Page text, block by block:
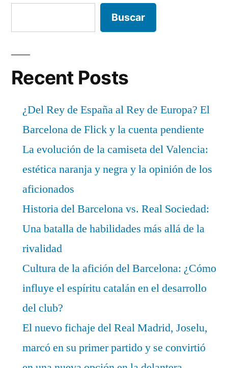
Buscar
Recent Posts
¿Del Rey de España al Rey de Europa? El
Barcelona de Flick y la cuenta pendiente
La evolución de la camiseta del Valencia:
estética naranja y negra y la opinión de los
aficionados
Historia del Barcelona vs. Real Sociedad:
Una batalla de habilidades más allá de la
rivalidad
Cultura de la afición del Barcelona: ¿Cómo
influye el espíritu catalán en el desarrollo
del club?
El nuevo fichaje del Real Madrid, Joselu,
marcó en su primer partido y se convirtió